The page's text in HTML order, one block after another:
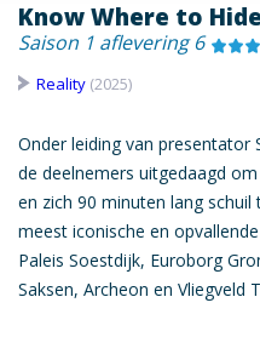
Know Where to
Saison 1 aflevering 6
Reality (2025)
Onder leiding van presentator
de deelnemers uitgedaagd
en zich 90 minuten lang
meest iconische en
Paleis Soestdijk, Euroborg
Saksen, Archeon en Vliegveld